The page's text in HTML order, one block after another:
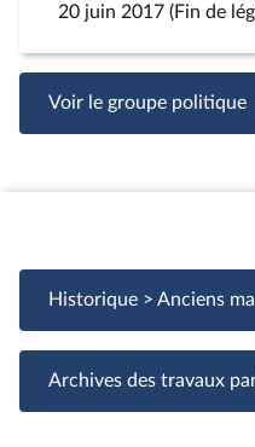
20 juin 2017 (Fin de
Voir le groupe politique
Historique > Anciens
Archives des travaux